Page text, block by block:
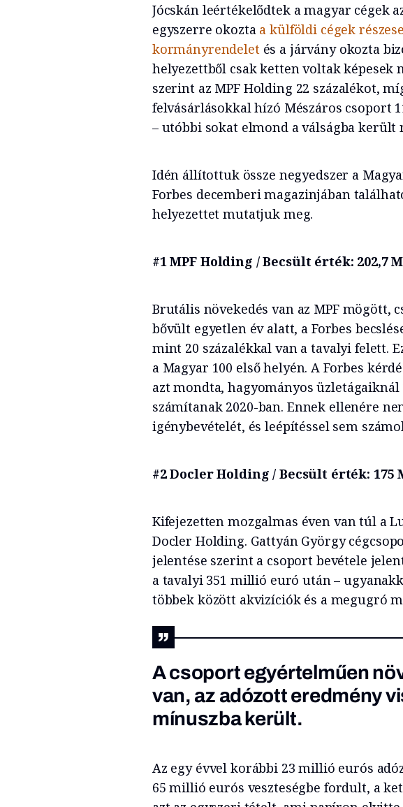
Jócskán leértékelődtek a magyar cégek
egyszerre okozta a külföldi cégek
kormányrendelet és a járvány okozta
helyezettből csak ketten voltak képesek
szerint az MPF Holding 22 százalékot,
felvásárlásokkal hízó Mészáros csoport
– utóbbi sokat elmond a válságba került
Idén állítottuk össze negyedszer a
Forbes decemberi magazinjában
helyezettet mutatjuk meg.
#1 MPF Holding / Becsült érték: 202,7
Brutális növekedés van az MPF mögött,
bővült egyetlen év alatt, a Forbes
mint 20 százalékkal van a tavalyi felett.
a Magyar 100 első helyén. A Forbes
azt mondta, hagyományos üzletágaiknál
számítanak 2020-ban. Ennek ellenére
igénybevételét, és leépítéssel sem
#2 Docler Holding / Becsült érték: 175
Kifejezetten mozgalmas éven van túl a
Docler Holding. Gattyán György
jelentése szerint a csoport bevétele
a tavalyi 351 millió euró után –
többek között akvizíciók és a megugró
A csoport egyértelműen
van, az adózott eredmény
mínuszba került.
Az egy évvel korábbi 23 millió eurós
65 millió eurós veszteségbe fordult, a